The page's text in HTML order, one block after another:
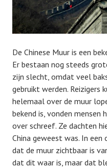
De Chinese Muur is een
Er bestaan nog steeds
zijn slecht, omdat veel
gebruikt werden. Reizigers
helemaal over de muur
bekend is, vonden
over schreef. Ze dachten
China geweest was. In
dat de muur zichtbaar is
dat dit waar is, maar dat